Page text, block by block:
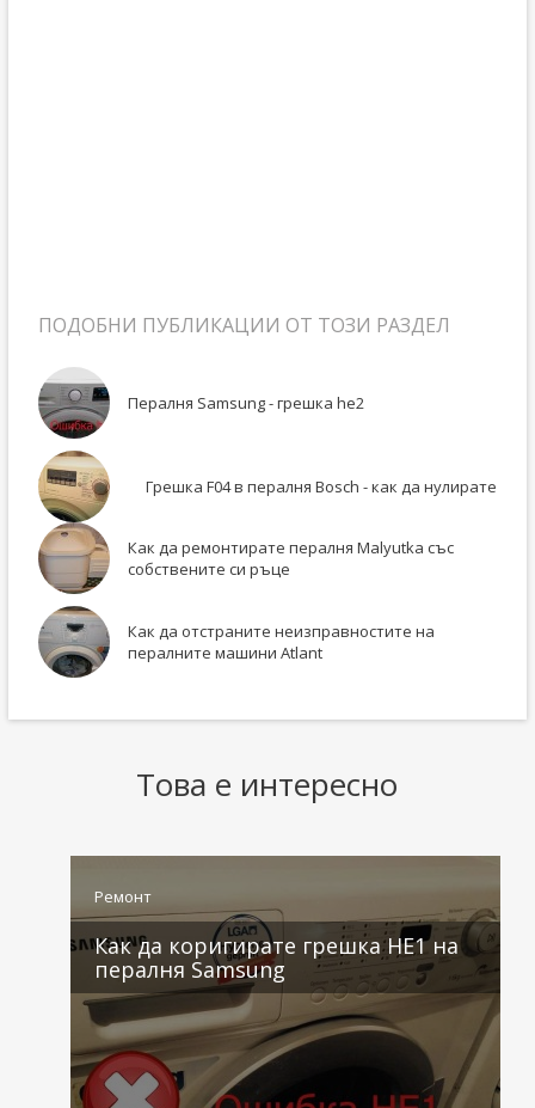
ПОДОБНИ ПУБЛИКАЦИИ ОТ ТОЗИ РАЗДЕЛ
Пералня Samsung - грешка he2
Грешка F04 в пералня Bosch - как да нулирате
Как да ремонтирате пералня Malyutka със
собствените си ръце
Как да отстраните неизправностите на
пералните машини Atlant
Това е интересно
Ремонт
Как да коригирате грешка HE1 на
пералня Samsung